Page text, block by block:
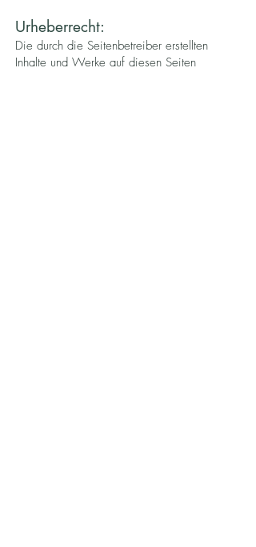
Urheberrecht:
Die durch die Seitenbetreiber erstellten
Inhalte und Werke auf diesen Seiten